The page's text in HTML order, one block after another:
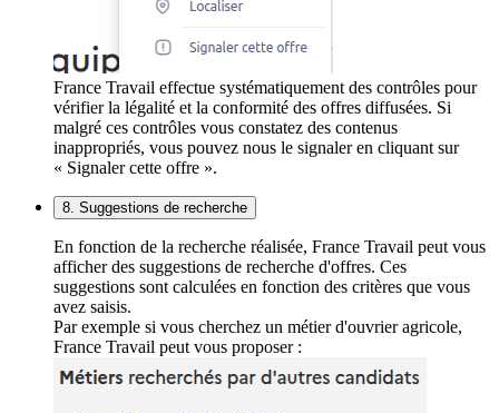
France Travail effectue systématiquement des contrôles pour
vérifier la légalité et la conformité des offres diffusées. Si
malgré ces contrôles vous constatez des contenus
inappropriés, vous pouvez nous le signaler en cliquant sur
« Signaler cette offre ».
8. Suggestions de recherche
En fonction de la recherche réalisée, France Travail peut vous
afficher des suggestions de recherche d'offres. Ces
suggestions sont calculées en fonction des critères que vous
avez saisis.
Par exemple si vous cherchez un métier d'ouvrier agricole,
France Travail peut vous proposer :